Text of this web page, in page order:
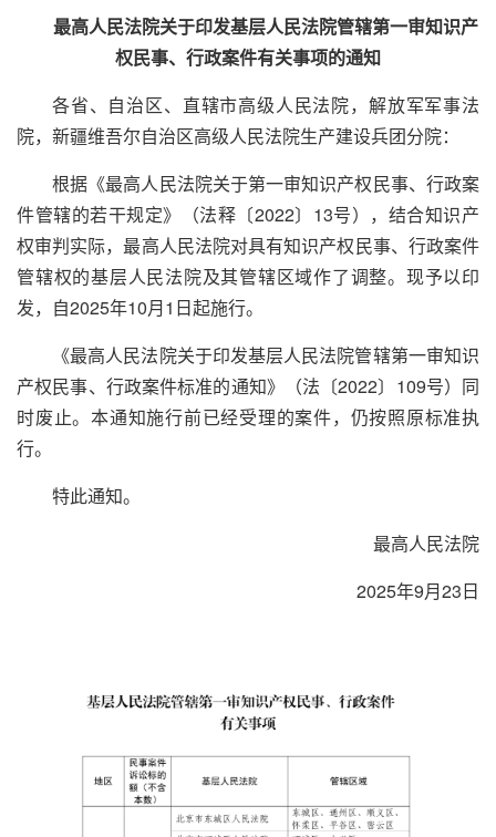
最高人民法院关于印发基层人民法院管辖第一审知识产
权民事、行政案件有关事项的通知
各省、自治区、直辖市高级人民法院，解放军军事法
院，新疆维吾尔自治区高级人民法院生产建设兵团分院：
根据《最高人民法院关于第一审知识产权民事、行政案
件管辖的若干规定》（法释〔2022〕13号），结合知识产
权审判实际，最高人民法院对具有知识产权民事、行政案件
管辖权的基层人民法院及其管辖区域作了调整。现予以印
发，自2025年10月1日起施行。
《最高人民法院关于印发基层人民法院管辖第一审知识
产权民事、行政案件标准的通知》（法〔2022〕109号）同
时废止。本通知施行前已经受理的案件，仍按照原标准执
行。
特此通知。
最高人民法院
2025年9月23日